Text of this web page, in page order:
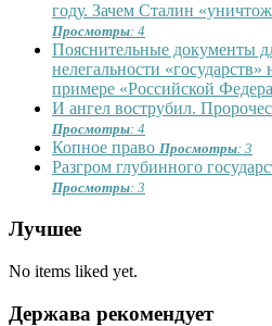
году. Зачем Сталин
Просмотры: 4
Пояснительные документы
нелегальности
примере «Российской
И ангел вострубил.
Просмотры: 4
Копное право Просмотры: 3
Разгром глубинного
Просмотры: 3
Лучшее
No items liked yet.
Держава рекомендует